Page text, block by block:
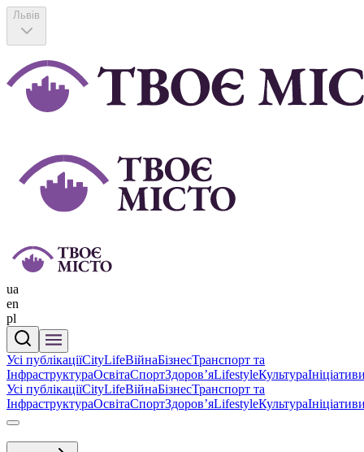
Львів
ua
en
pl
Усі публікаціїCityLifeВійнаБізнесТранспорт та
ІнфраструктураОсвітаСпортЗдоровʼяLifestyleКультура
Усі публікаціїCityLifeВійнаБізнесТранспорт та
ІнфраструктураОсвітаСпортЗдоровʼяLifestyleКультура